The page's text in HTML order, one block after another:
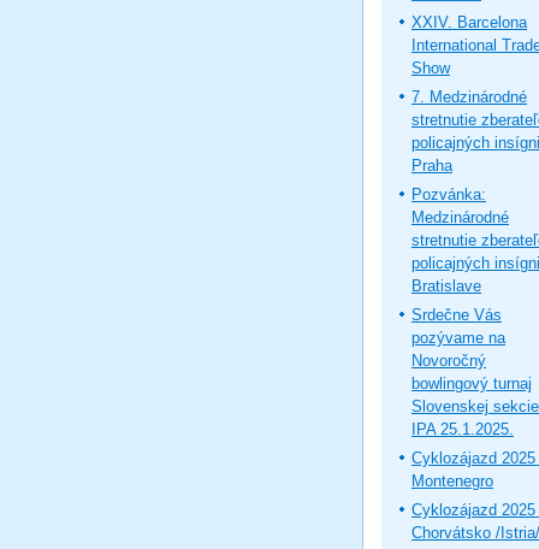
XXIV. Barcelona
International
Show
7. Medzinárodné
stretnutie
policajných
Praha
Pozvánka:
Medzinárodné
stretnutie
policajných
Bratislave
Srdečne Vás
pozývame na
Novoročný
bowlingový turnaj
Slovenskej sekcie
IPA 25.1.2025.
Cyklozájazd 2025
Montenegro
Cyklozájazd 2025
Chorvátsko /Istria/